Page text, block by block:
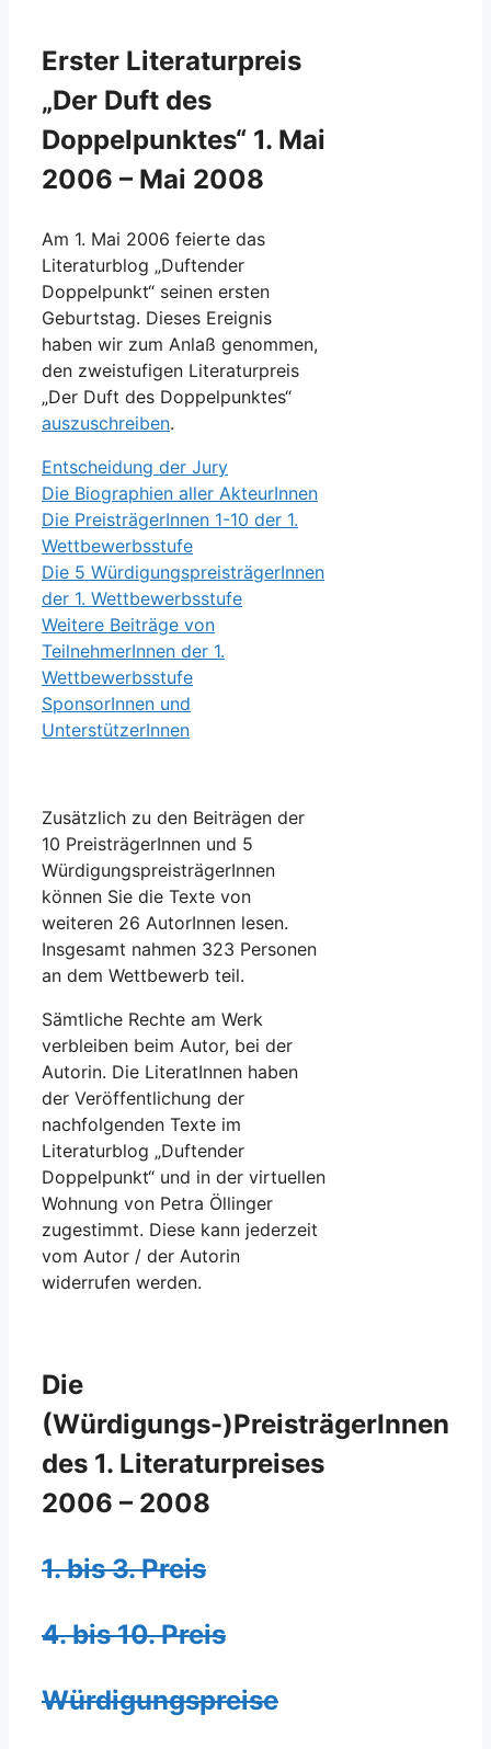
Erster Literaturpreis
„Der Duft des
Doppelpunktes“ 1. Mai
2006 – Mai 2008
Am 1. Mai 2006 feierte das
Literaturblog „Duftender
Doppelpunkt“ seinen ersten
Geburtstag. Dieses Ereignis
haben wir zum Anlaß genommen,
den zweistufigen Literaturpreis
„Der Duft des Doppelpunktes“
auszuschreiben.
Entscheidung der Jury
Die Biographien aller AkteurInnen
Die PreisträgerInnen 1-10 der 1.
Wettbewerbsstufe
Die 5 WürdigungspreisträgerInnen
der 1. Wettbewerbsstufe
Weitere Beiträge von
TeilnehmerInnen der 1.
Wettbewerbsstufe
SponsorInnen und
UnterstützerInnen
Zusätzlich zu den Beiträgen der
10 PreisträgerInnen und 5
WürdigungspreisträgerInnen
können Sie die Texte von
weiteren 26 AutorInnen lesen.
Insgesamt nahmen 323 Personen
an dem Wettbewerb teil.
Sämtliche Rechte am Werk
verbleiben beim Autor, bei der
Autorin. Die LiteratInnen haben
der Veröffentlichung der
nachfolgenden Texte im
Literaturblog „Duftender
Doppelpunkt“ und in der virtuellen
Wohnung von Petra Öllinger
zugestimmt. Diese kann jederzeit
vom Autor / der Autorin
widerrufen werden.
Die
(Würdigungs-)PreisträgerInnen
des 1. Literaturpreises
2006 – 2008
1. bis 3. Preis
4. bis 10. Preis
Würdigungspreise